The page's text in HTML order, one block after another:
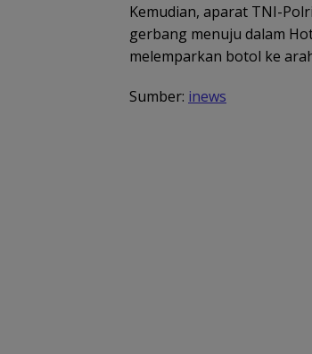
Kemudian, aparat TNI-
gerbang menuju dalam
melemparkan botol ke
Sumber: inews